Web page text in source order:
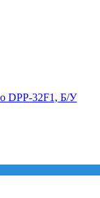
DPP-32F1, Б/У